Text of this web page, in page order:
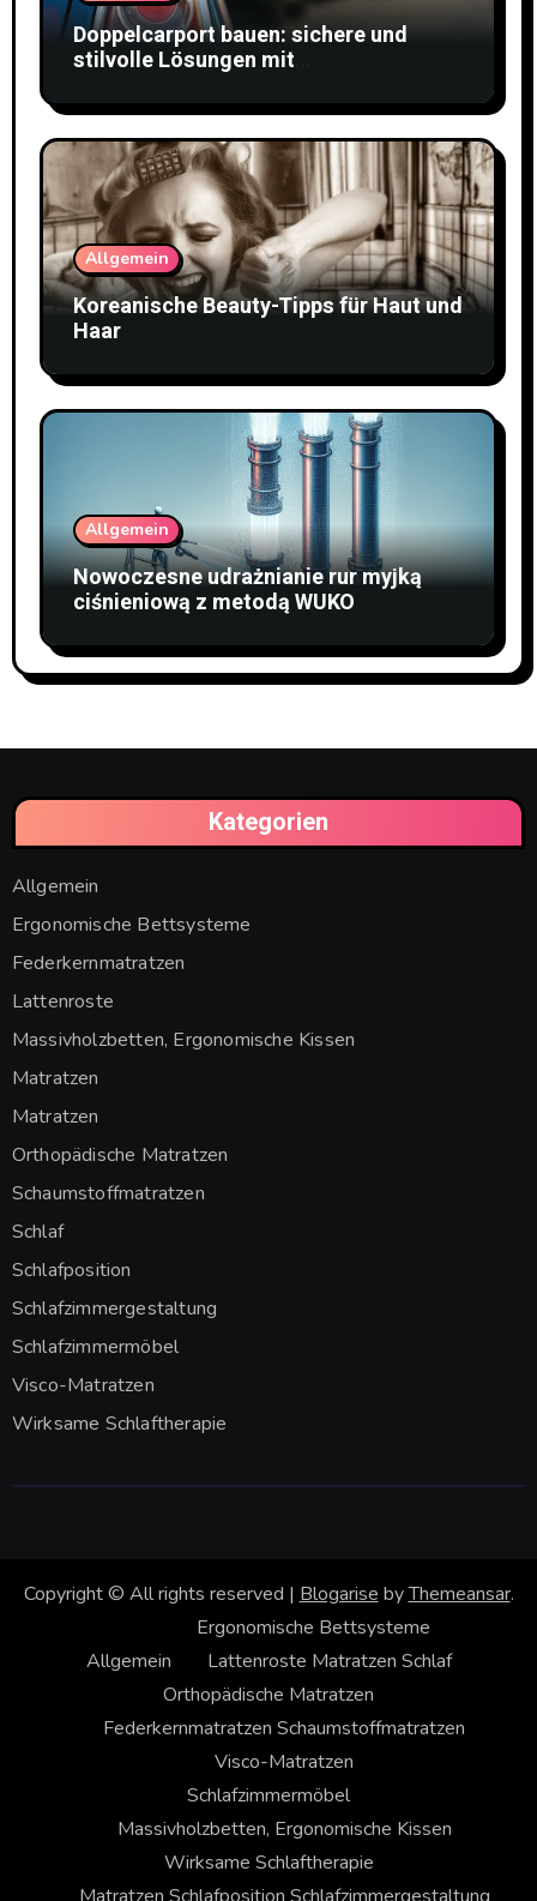
Doppelcarport bauen: sichere und
stilvolle Lösungen mit
Allgemein
Koreanische Beauty-Tipps für Haut und
Haar
Allgemein
Nowoczesne udrażnianie rur myjką
ciśnieniową z metodą WUKO
Kategorien
Allgemein
Ergonomische Bettsysteme
Federkernmatratzen
Lattenroste
Massivholzbetten, Ergonomische Kissen
Matratzen
Matratzen
Orthopädische Matratzen
Schaumstoffmatratzen
Schlaf
Schlafposition
Schlafzimmergestaltung
Schlafzimmermöbel
Visco-Matratzen
Wirksame Schlaftherapie
Copyright © All rights reserved | Blogarise byThemeansar.
Allgemein
Ergonomische Bettsysteme
Lattenroste Matratzen Schlaf
Orthopädische Matratzen
Federkernmatratzen Schaumstoffmatratzen
Visco-Matratzen
Schlafzimmermöbel
Massivholzbetten, Ergonomische Kissen
Wirksame Schlaftherapie